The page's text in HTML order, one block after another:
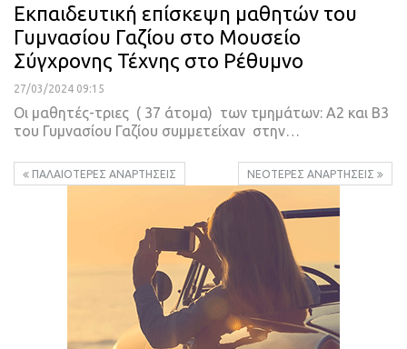
Εκπαιδευτική επίσκεψη μαθητών του
Γυμνασίου Γαζίου στο Μουσείο
Σύγχρονης Τέχνης στο Ρέθυμνο
27/03/2024 09:15
Οι μαθητές-τριες ( 37 άτομα) των τμημάτων: Α2 και Β3
του Γυμνασίου Γαζίου συμμετείχαν στην…
ΠΑΛΑΙΌΤΕΡΕΣ ΑΝΑΡΤΉΣΕΙΣ ΝΕΌΤΕΡΕΣ ΑΝΑΡΤΉΣΕΙΣ